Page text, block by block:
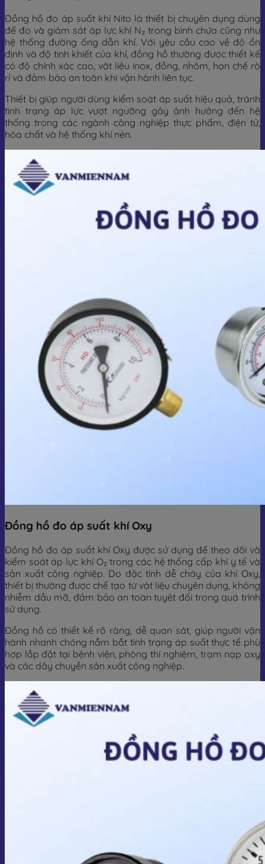
Đồng hồ đo áp suất khí Nito là thiết bị chuyên dụng dùng
để đo và giám sát áp lực khí N₂ trong bình chứa cũng như
hệ thống đường ống dẫn khí. Với yêu cầu cao về độ ổn
định và độ tinh khiết của khí, đồng hồ thường được thiết kế
có độ chính xác cao, vật liệu inox, đồng, nhôm, hạn chế rò
rỉ và đảm bảo an toàn khi vận hành liên tục.
Thiết bị giúp người dùng kiểm soát áp suất hiệu quả, tránh
tình trạng áp lực vượt ngưỡng gây ảnh hưởng đến hệ
thống trong các ngành công nghiệp thực phẩm, điện tử,
hóa chất và hệ thống khí nén.
Đồng hồ đo áp suất khí Oxy
Đồng hồ đo áp suất khí Oxy được sử dụng để theo dõi và
kiểm soát áp lực khí O₂ trong các hệ thống cấp khí y tế và
sản xuất công nghiệp. Do đặc tính dễ cháy của khí Oxy,
thiết bị thường được chế tạo từ vật liệu chuyên dụng, không
nhiễm dầu mỡ, đảm bảo an toàn tuyệt đối trong quá trình
sử dụng.
Đồng hồ có thiết kế rõ ràng, dễ quan sát, giúp người vận
hành nhanh chóng nắm bắt tình trạng áp suất thực tế phù
hợp lắp đặt tại bệnh viện, phòng thí nghiệm, trạm nạp oxy
và các dây chuyền sản xuất công nghiệp.